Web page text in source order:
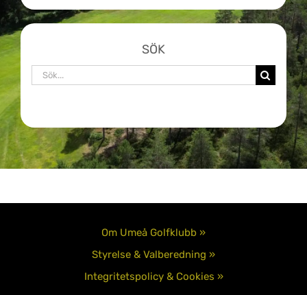
SÖK
Sök
Om Umeå Golfklubb »
Styrelse & Valberedning »
Integritetspolicy & Cookies »